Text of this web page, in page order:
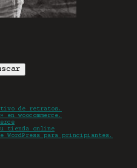
de retratos.
woocommerce.
tienda online
WordPress para principiantes.